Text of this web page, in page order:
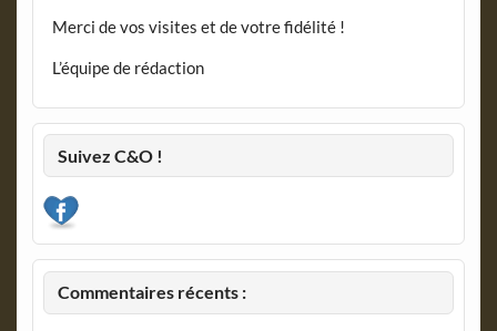
Merci de vos visites et de votre fidélité !
L’équipe de rédaction
Suivez C&O !
Commentaires récents :